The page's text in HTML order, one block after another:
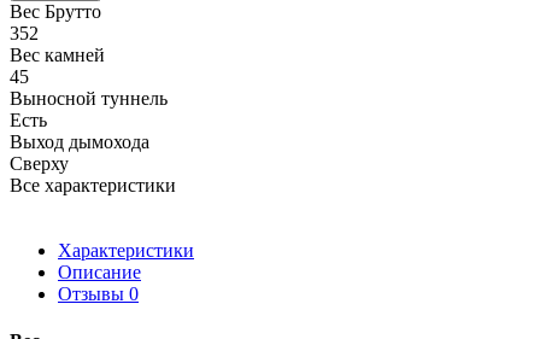
Вес Брутто
352
Вес камней
45
Выносной туннель
Есть
Выход дымохода
Сверху
Все характеристики
Характеристики
Описание
Отзывы 0